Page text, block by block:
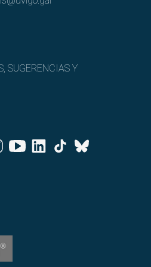
SUGERENCIAS Y
YoutubeLinkedinTiktok
Bluesky